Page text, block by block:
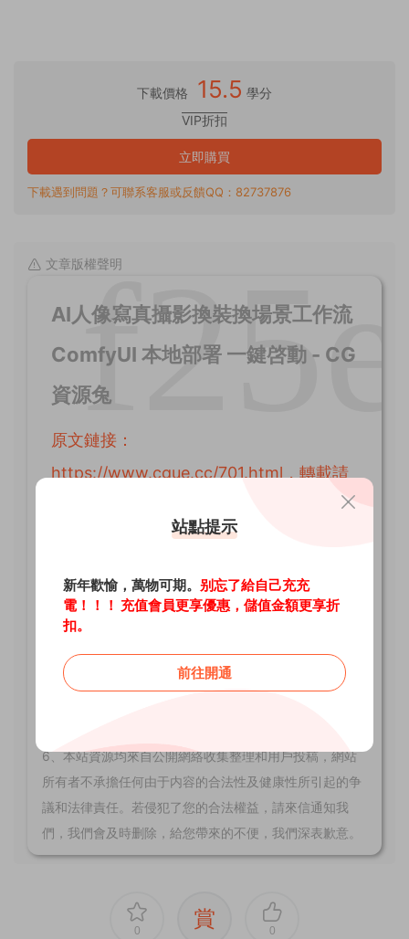
下載價格 15.5 學分
VIP折扣
立即購買
下載遇到問題？可聯系客服或反饋QQ：82737876
文章版權聲明
AI人像寫真攝影換裝換場景工作流
ComfyUI 本地部署 一鍵啓動 - CG
資源兔
原文鏈接：
https://www.cgue.cc/701.html，轉載請
2、本站永久網址：https://www.cgue.cc
3、本站頁面所标示價格是本站收集、整理該資料及運營
本網站所需費用等支出的适度酬勞。
4、站内所有涉及作品及素材圖片由會員上傳而來，CG資
源兔不擁有此類素材圖片的版權。
6、本站資源均來自公開網絡收集整理和用戶投稿，網站
所有者不承擔任何由于内容的合法性及健康性所引起的争
議和法律責任。若侵犯了您的合法權益，請來信通知我
們，我們會及時删除，給您帶來的不便，我們深表歉意。
0 賞 0
站點提示
新年歡愉，萬物可期。 别忘了給自己充充
電！！！ 充值會員更享優惠，儲值金額更享折
扣。
前往開通